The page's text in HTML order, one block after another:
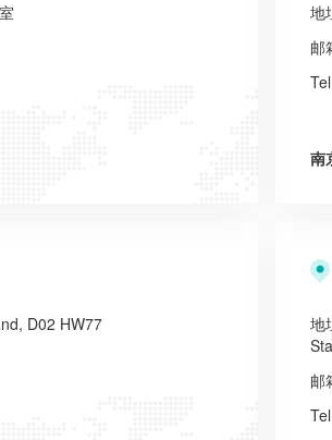
地
邮
南
D02 HW77
地
邮